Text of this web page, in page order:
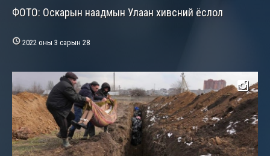
ФОТО: Оскарын наадмын Улаан хивсний ёслол
 2022 оны 3 сарын 28